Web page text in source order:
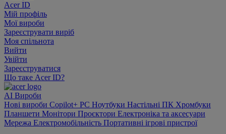
Acer ID
Мій профіль
Мої вироби
Зареєструвати виріб
Моя спільнота
Вийти
Увійти
Зареєструватися
Що таке Acer ID?
AI Вироби
Нові вироби Copilot+ PC Ноутбуки Настільні ПК Хромбуки
Планшети Монітори Проєктори Електроніка та аксесуари
Мережа Електромобільність Портативні ігрові пристрої